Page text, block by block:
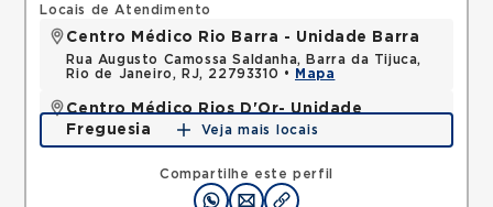
Compartilhe este perfil
Locais de Atendimento
Centro Médico Rio Barra - Unidade Barra
Rua Augusto Camossa Saldanha, Barra da Tijuca,
Rio de Janeiro, RJ, 22793310 •
Mapa
Centro Médico Rios D'Or- Unidade
Freguesia
Estrada dos Tres Rios, Freguesia Jacarepagua, Rio
de Janeiro, RJ, 22745005 •Mapa
Veja mais locais